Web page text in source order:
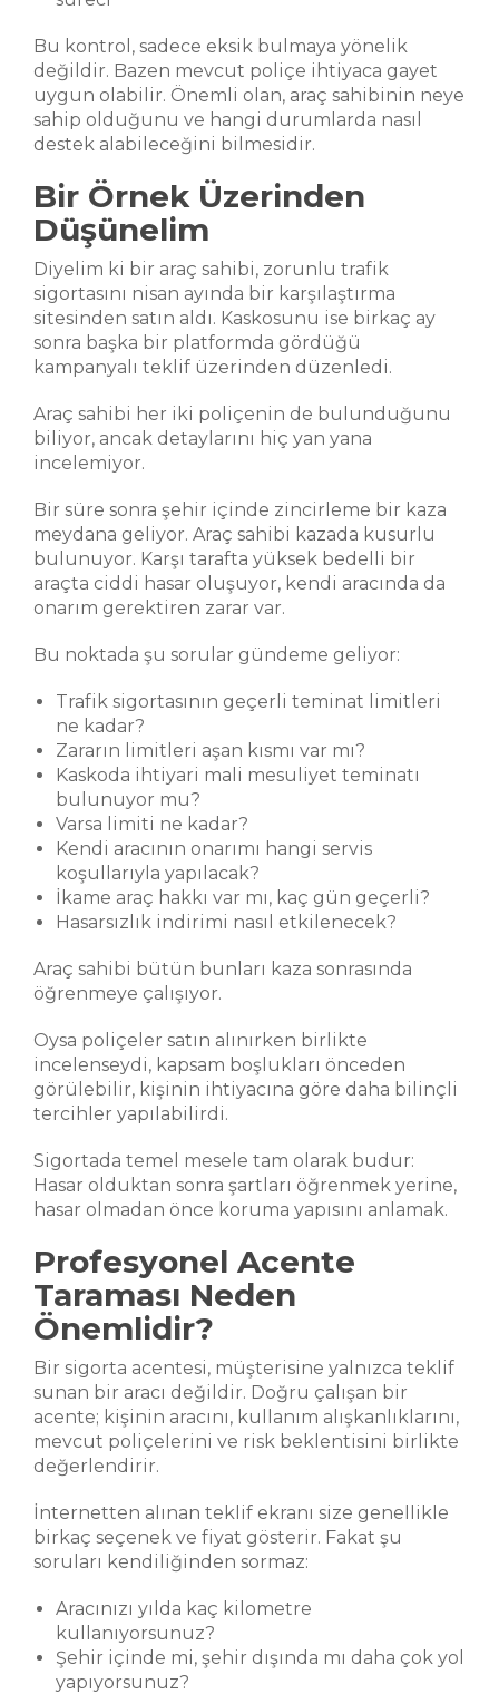
Bu kontrol, sadece eksik bulmaya yönelik
değildir. Bazen mevcut poliçe ihtiyaca gayet
uygun olabilir. Önemli olan, araç sahibinin neye
sahip olduğunu ve hangi durumlarda nasıl
destek alabileceğini bilmesidir.
Bir Örnek Üzerinden
Düşünelim
Diyelim ki bir araç sahibi, zorunlu trafik
sigortasını nisan ayında bir karşılaştırma
sitesinden satın aldı. Kaskosunu ise birkaç ay
sonra başka bir platformda gördüğü
kampanyalı teklif üzerinden düzenledi.
Araç sahibi her iki poliçenin de bulunduğunu
biliyor, ancak detaylarını hiç yan yana
incelemiyor.
Bir süre sonra şehir içinde zincirleme bir kaza
meydana geliyor. Araç sahibi kazada kusurlu
bulunuyor. Karşı tarafta yüksek bedelli bir
araçta ciddi hasar oluşuyor, kendi aracında da
onarım gerektiren zarar var.
Bu noktada şu sorular gündeme geliyor:
Trafik sigortasının geçerli teminat limitleri
ne kadar?
Zararın limitleri aşan kısmı var mı?
Kaskoda ihtiyari mali mesuliyet teminatı
bulunuyor mu?
Varsa limiti ne kadar?
Kendi aracının onarımı hangi servis
koşullarıyla yapılacak?
İkame araç hakkı var mı, kaç gün geçerli?
Hasarsızlık indirimi nasıl etkilenecek?
Araç sahibi bütün bunları kaza sonrasında
öğrenmeye çalışıyor.
Oysa poliçeler satın alınırken birlikte
incelenseydi, kapsam boşlukları önceden
görülebilir, kişinin ihtiyacına göre daha bilinçli
tercihler yapılabilirdi.
Sigortada temel mesele tam olarak budur:
Hasar olduktan sonra şartları öğrenmek yerine,
hasar olmadan önce koruma yapısını anlamak.
Profesyonel Acente
Taraması Neden
Önemlidir?
Bir sigorta acentesi, müşterisine yalnızca teklif
sunan bir aracı değildir. Doğru çalışan bir
acente; kişinin aracını, kullanım alışkanlıklarını,
mevcut poliçelerini ve risk beklentisini birlikte
değerlendirir.
İnternetten alınan teklif ekranı size genellikle
birkaç seçenek ve fiyat gösterir. Fakat şu
soruları kendiliğinden sormaz:
Aracınızı yılda kaç kilometre
kullanıyorsunuz?
Şehir içinde mi, şehir dışında mı daha çok yol
yapıyorsunuz?